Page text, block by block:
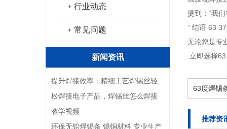
﹢行业动态
﹢常见问题
新闻资讯
提升焊接效率：精细工艺焊锡丝轻
松焊接电子产品，焊锡丝怎么焊接
教学视频
环保无铅焊锡条 锡铜材料 专业生产
提到：“我
” 结语 63
无论您是专
立即选择
63度焊锡
推荐资